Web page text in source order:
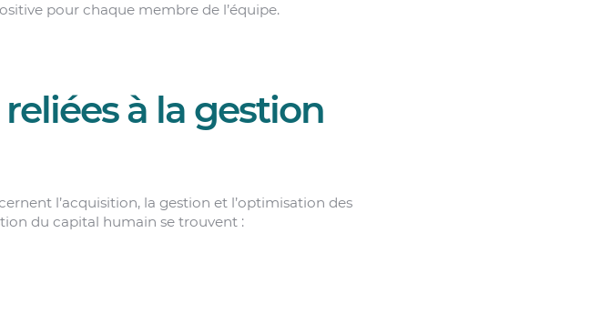
pour chaque membre de l’équipe.
à la gestion
l’acquisition, la gestion et l’optimisation des
du capital humain se trouvent :